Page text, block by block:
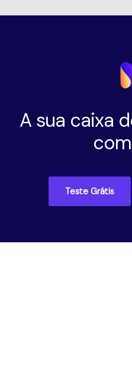
A sua caixa
Teste Grátis